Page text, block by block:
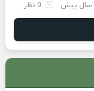
0 نظر